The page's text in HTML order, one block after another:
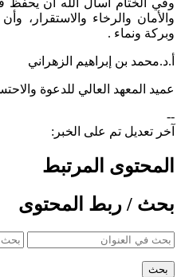
والأمان والرخاء والاستقرار،
وبركة ونماء .
أ.د.محمد بن إبراهيم الزهراني
عميد المعهد العالي للدعوة
--
آخر تعديل تم على الخبر:
المحتوى المرتبط
بحث / ربط المحتوى